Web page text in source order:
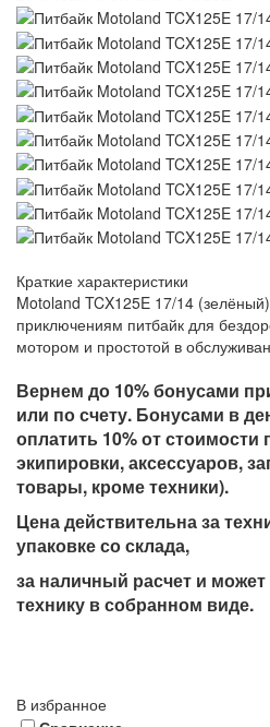
Краткие характеристики
Motoland TCX125E 17/14
приключениям питбайк для
мотором и простотой в
Вернем до 10% бонусами
или по счету. Бонусами в
оплатить 10% от стоимости
экипировки, аксессуаров,
товары, кроме техники).
Цена действительна за
упаковке со склада,
за наличный расчет и
технику в собранном виде.
В избранное